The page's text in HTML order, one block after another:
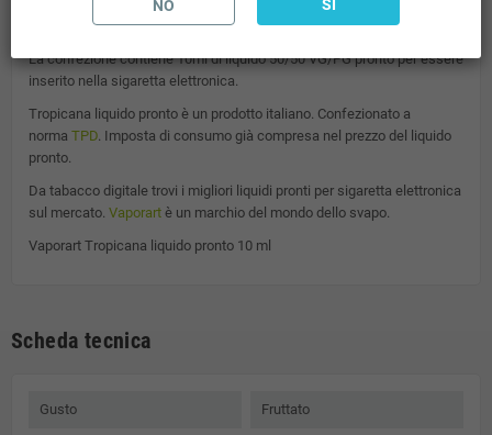
Da Tabacco Digitale puoi trovare tutti i liquidi per sigaretta elettronica
del marchio
La confezione contiene 10ml di liquido 50/50 VG/PG pronto per essere
inserito nella sigaretta elettronica.
Tropicana liquido pronto è un prodotto italiano. Confezionato a
norma TPD. Imposta di consumo già compresa nel prezzo del liquido
pronto.
Da tabacco digitale trovi i migliori liquidi pronti per sigaretta elettronica
sul mercato. Vaporart è un marchio del mondo dello svapo.
Vaporart Tropicana liquido pronto 10 ml
Scheda tecnica
Gusto Fruttato
NO SI